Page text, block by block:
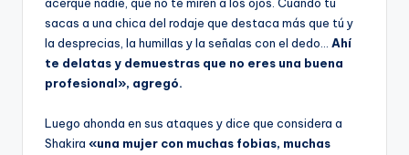
sacas a una chica del rodaje que destaca más que tú y
la desprecias, la humillas y la señalas con el dedo… Ahí
te delatas y demuestras que no eres una buena
profesional», agregó.
Luego ahonda en sus ataques y dice que considera a
Shakira «una mujer con muchas fobias, muchas